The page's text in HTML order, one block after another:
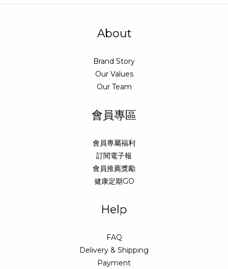
About
Brand Story
Our Values
Our Team
會員專區
會員專屬福利
訂閱電子報
會員推薦獎勵
健康定期GO
Help
FAQ
Delivery & Shipping
Payment